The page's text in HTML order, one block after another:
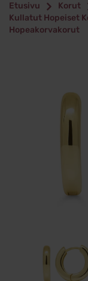
Etusivu Korut
Kullatut Hopeiset
Hopeakorvakorut